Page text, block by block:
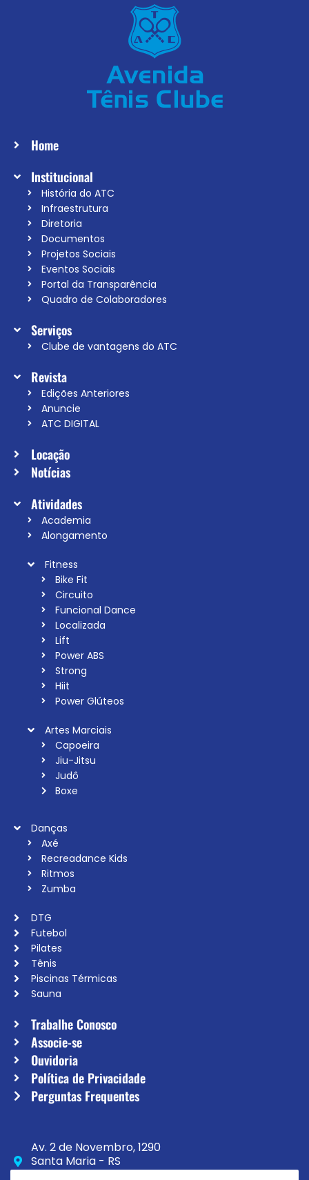
Home
Institucional
História do ATC
Infraestrutura
Diretoria
Documentos
Projetos Sociais
Eventos Sociais
Portal da Transparência
Quadro de Colaboradores
Serviços
Clube de vantagens do ATC
Revista
Edições Anteriores
Anuncie
ATC DIGITAL
Locação
Notícias
Atividades
Academia
Alongamento
Fitness
Bike Fit
Circuito
Funcional Dance
Localizada
Lift
Power ABS
Strong
Hiit
Power Glúteos
Artes Marciais
Capoeira
Jiu-Jitsu
Judô
Boxe
Danças
Axé
Recreadance Kids
Ritmos
Zumba
DTG
Futebol
Pilates
Tênis
Piscinas Térmicas
Sauna
Trabalhe Conosco
Associe-se
Ouvidoria
Política de Privacidade
Perguntas Frequentes
Av. 2 de Novembro, 1290
Santa Maria - RS
CEP 97020-230